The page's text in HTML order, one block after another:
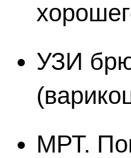
УЗИ
МРТ.